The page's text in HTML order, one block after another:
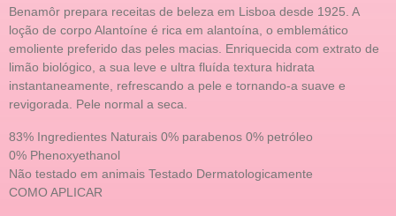
Benamôr prepara receitas de beleza em Lisboa desde 1925. A
loção de corpo Alantoíne é rica em alantoína, o emblemático
emoliente preferido das peles macias. Enriquecida com extrato de
limão biológico, a sua leve e ultra fluída textura hidrata
instantaneamente, refrescando a pele e tornando-a suave e
revigorada. Pele normal a seca.
83% Ingredientes Naturais 0% parabenos 0% petróleo
0% Phenoxyethanol
Não testado em animais Testado Dermatologicamente
COMO APLICAR